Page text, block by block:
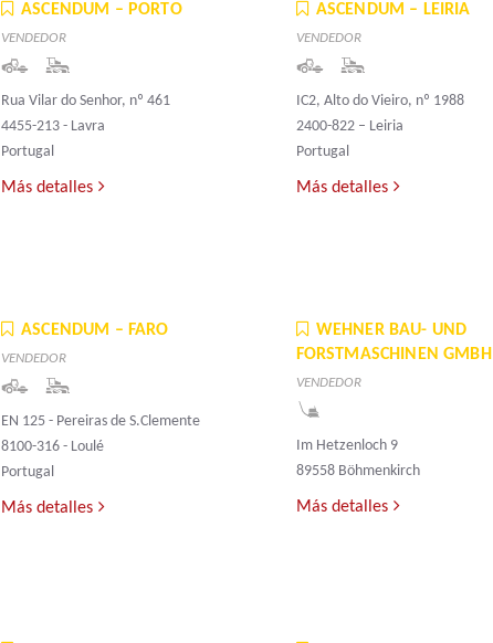
ASCENDUM – PORTO
VENDEDOR
Rua Vilar do Senhor, nº 461
4455-213 - Lavra
Portugal
Más detalles
ASCENDUM – LEIRIA
VENDEDOR
IC2, Alto do Vieiro, nº 1988
2400-822 – Leiria
Portugal
Más detalles
ASCENDUM – FARO
VENDEDOR
EN 125 - Pereiras de S.Clemente
8100-316 - Loulé
Portugal
Más detalles
WEHNER BAU- UND
FORSTMASCHINEN GMBH
VENDEDOR
Im Hetzenloch 9
89558 Böhmenkirch
Más detalles